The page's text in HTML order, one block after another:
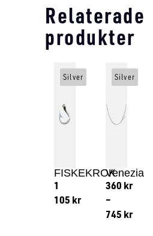
Relaterade
produkter
FISKEKROK
1
105 kr
Silver
Venezia
360 kr
–
745 kr
Silver